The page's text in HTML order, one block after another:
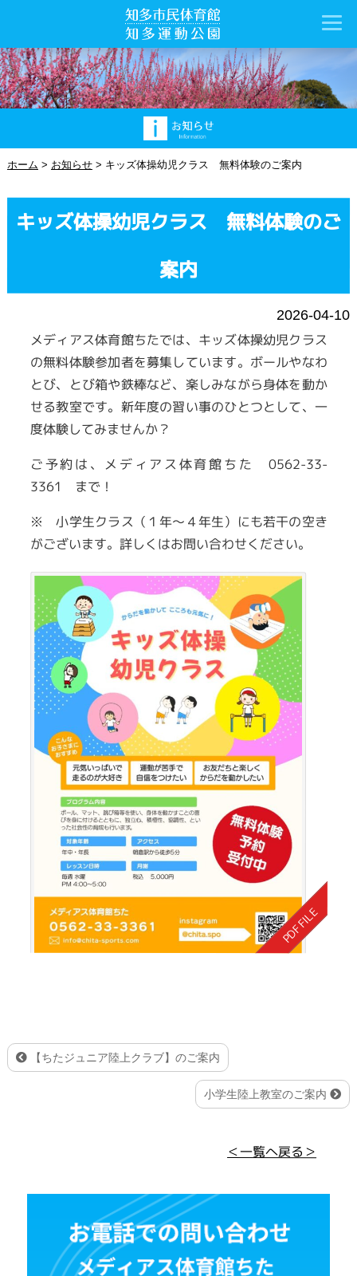
ホーム > お知らせ> キッズ体操幼児クラス 無料体験のご案内
キッズ体操幼児クラス 無料体験のご
案内
2026-04-10
メディアス体育館ちたでは、キッズ体操幼児クラス
の無料体験参加者を募集しています。ボールやなわ
とび、とび箱や鉄棒など、楽しみながら身体を動か
せる教室です。新年度の習い事のひとつとして、一
度体験してみませんか？
ご予約は、メディアス体育館ちた 0562-33-
3361 まで！
※ 小学生クラス（１年～４年生）にも若干の空き
がございます。詳しくはお問い合わせください。
【ちたジュニア陸上クラブ】のご案内
小学生陸上教室のご案内
＜一覧へ戻る＞